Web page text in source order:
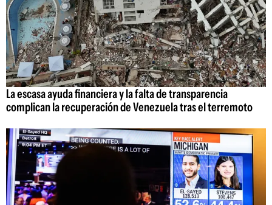
La escasa ayuda financiera y la falta de transparencia
complican la recuperación de Venezuela tras el terremoto